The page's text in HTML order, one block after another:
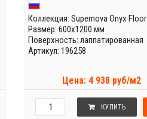
Коллекция: Supernova Onyx Floor
Размер: 600x1200 мм
Поверхность: лаппатированная
Артикул: 196258
Цена: 4 938 руб/м2
КУПИТЬ